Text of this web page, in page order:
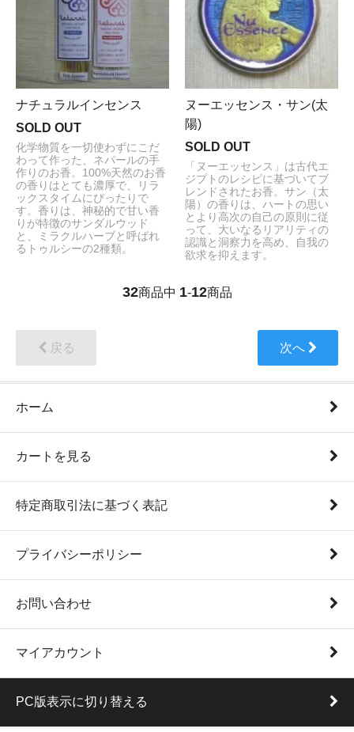
ナチュラルインセンス
SOLD OUT
化学物質を一切使わずにこだ
わって作った、ネパールの手
作りのお香。100%天然のお香
の香りはとても濃厚で、リラ
ックスタイムにぴったりで
す。香りは、神秘的で甘い香
りが特徴のサンダルウッド
と、ミラクルハーブと呼ばれ
るトゥルシーの2種類。
ヌーエッセンス・サン(太
陽)
SOLD OUT
「ヌーエッセンス」は古代エ
ジプトのレシピに基づいてブ
レンドされたお香。サン（太
陽）の香りは、ハートの思い
とより高次の自己の原則に従
って、大いなるリアリティの
認識と洞察力を高め、自我の
欲求を抑えます。
32商品中 1-12商品
戻る 次へ
ホーム
カートを見る
特定商取引法に基づく表記
プライバシーポリシー
お問い合わせ
マイアカウント
PC版表示に切り替える